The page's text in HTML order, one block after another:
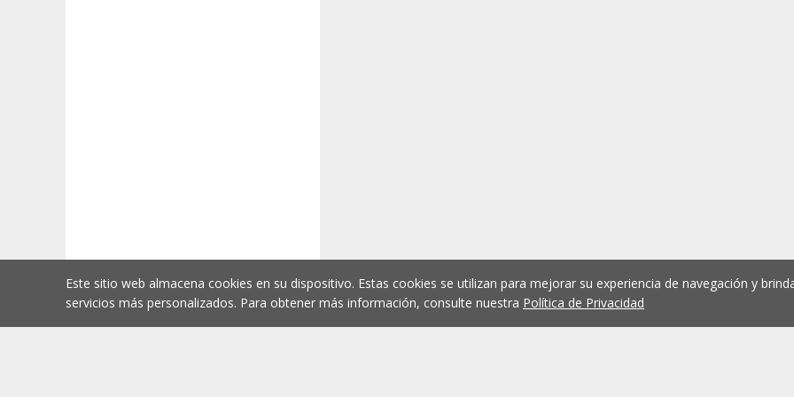
Este sitio web almacena cookies en su dispositivo. Estas cookies se utilizan para mejorar su experiencia de navegación y
servicios más personalizados. Para obtener más información, consulte nuestra Política de Privacidad